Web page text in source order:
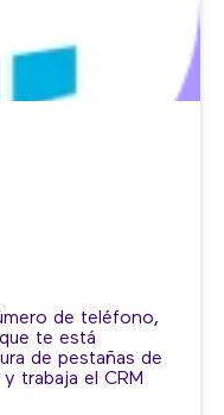
de teléfono,
te está
de pestañas de
trabaja el CRM